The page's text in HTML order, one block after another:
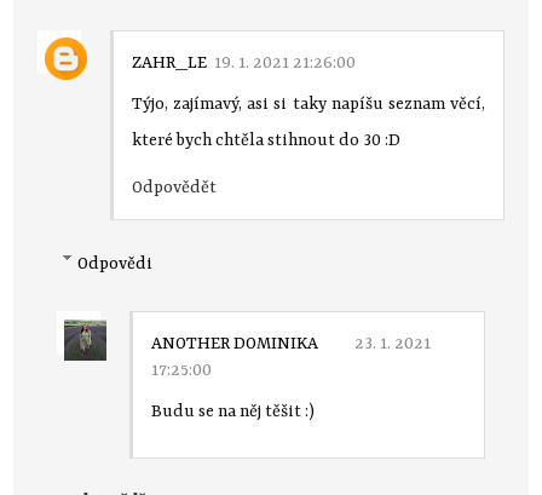
ZAHR_LE 19. 1. 2021 21:26:00
Týjo, zajímavý, asi si taky napíšu seznam věcí,
které bych chtěla stihnout do 30 :D
Odpovědět
Odpovědi
ANOTHER DOMINIKA
23. 1. 2021
17:25:00
Budu se na něj těšit :)